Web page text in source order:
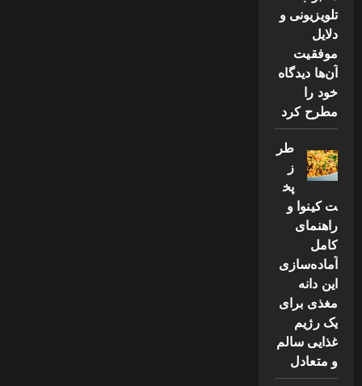
تلویزیونی و
دلایل
موفقیت
آن‌ها دیدگاه
خود را
مطرح کرد
طر
ز
پخ
ت کینوا و
راهنمای
کامل
آماده‌سازی
این دانه
مغذی برای
یک رژیم
غذایی سالم
و متعادل